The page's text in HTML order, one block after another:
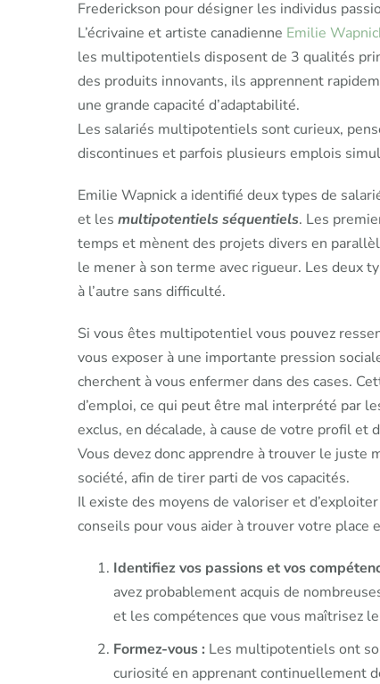
Frederickson pour désigner les individus
L’écrivaine et artiste canadienne Emilie
les multipotentiels disposent de 3 qualités
des produits innovants, ils apprennent
une grande capacité d’adaptabilité.
Les salariés multipotentiels sont curieux,
discontinues et parfois plusieurs emplois
Emilie Wapnick a identifié deux types de
et les multipotentiels séquentiels. Les
temps et mènent des projets divers en
le mener à son terme avec rigueur. Les deux
à l’autre sans difficulté.
Si vous êtes multipotentiel vous pouvez
vous exposer à une importante pression
cherchent à vous enfermer dans des cases.
d’emploi, ce qui peut être mal interprété par
exclus, en décalade, à cause de votre profil et
Vous devez donc apprendre à trouver le juste
société, afin de tirer parti de vos capacités.
Il existe des moyens de valoriser et
conseils pour vous aider à trouver votre
Identifiez vos passions et vos
avez probablement acquis de
et les compétences que vous maîtrisez
Formez-vous : Les multipotentiels ont
curiosité en apprenant continuellement